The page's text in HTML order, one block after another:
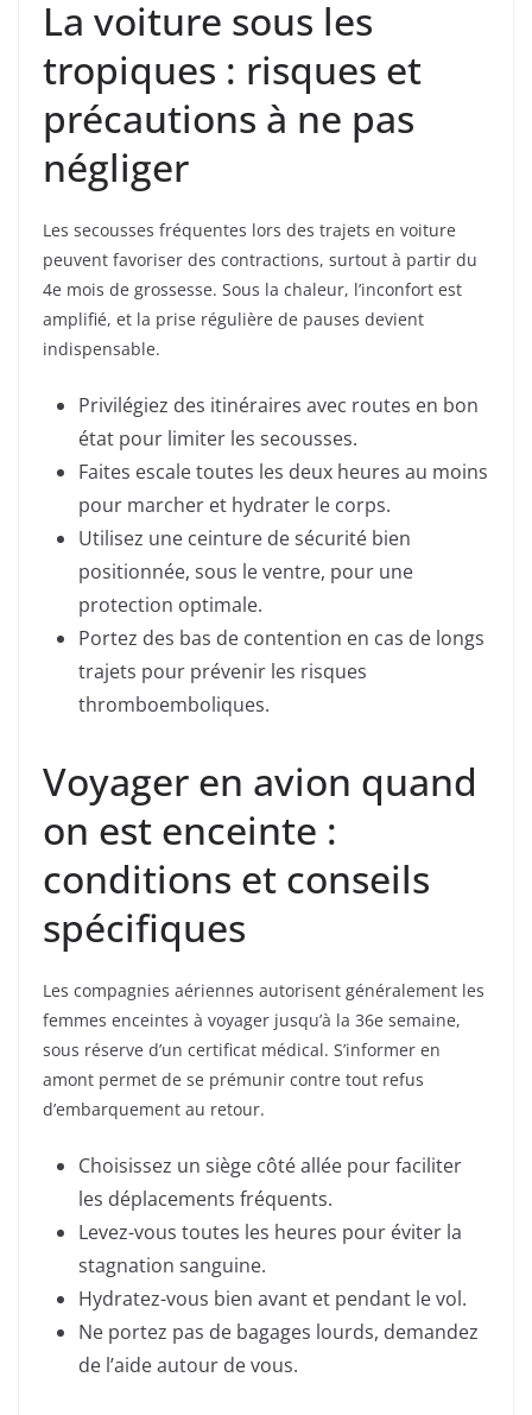
La voiture sous les
tropiques : risques et
précautions à ne pas
négliger
Les secousses fréquentes lors des trajets en voiture
peuvent favoriser des contractions, surtout à partir du
4e mois de grossesse. Sous la chaleur, l’inconfort est
amplifié, et la prise régulière de pauses devient
indispensable.
Privilégiez des itinéraires avec routes en bon
état pour limiter les secousses.
Faites escale toutes les deux heures au moins
pour marcher et hydrater le corps.
Utilisez une ceinture de sécurité bien
positionnée, sous le ventre, pour une
protection optimale.
Portez des bas de contention en cas de longs
trajets pour prévenir les risques
thromboemboliques.
Voyager en avion quand
on est enceinte :
conditions et conseils
spécifiques
Les compagnies aériennes autorisent généralement les
femmes enceintes à voyager jusqu’à la 36e semaine,
sous réserve d’un certificat médical. S’informer en
amont permet de se prémunir contre tout refus
d’embarquement au retour.
Choisissez un siège côté allée pour faciliter
les déplacements fréquents.
Levez-vous toutes les heures pour éviter la
stagnation sanguine.
Hydratez-vous bien avant et pendant le vol.
Ne portez pas de bagages lourds, demandez
de l’aide autour de vous.